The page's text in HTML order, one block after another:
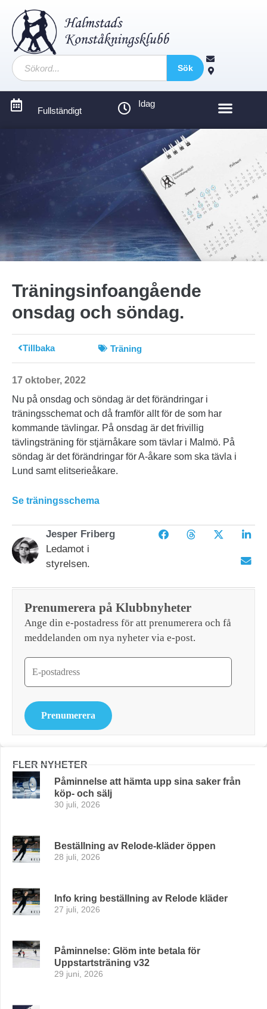
Sök
Fullständigt
Idag
Träningsinfoangående
onsdag och söndag.
Tillbaka Träning
17 oktober, 2022
Nu på onsdag och söndag är det förändringar i
träningsschemat och då framför allt för de som har
kommande tävlingar. På onsdag är det frivillig
tävlingsträning för stjärnåkare som tävlar i Malmö. På
söndag är det förändringar för A-åkare som ska tävla i
Lund samt elitserieåkare.
Se träningsschema
Jesper Friberg
Ledamot i
styrelsen.
Prenumerera på Klubbnyheter
Ange din e-postadress för att prenumerera och få
meddelanden om nya nyheter via e-post.
Prenumerera
FLER NYHETER
Påminnelse att hämta upp sina saker från
köp- och sälj
30 juli, 2026
Beställning av Relode-kläder öppen
28 juli, 2026
Info kring beställning av Relode kläder
27 juli, 2026
Påminnelse: Glöm inte betala för
Uppstartsträning v32
29 juni, 2026